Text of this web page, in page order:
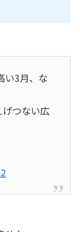
い3月、な
げつない広